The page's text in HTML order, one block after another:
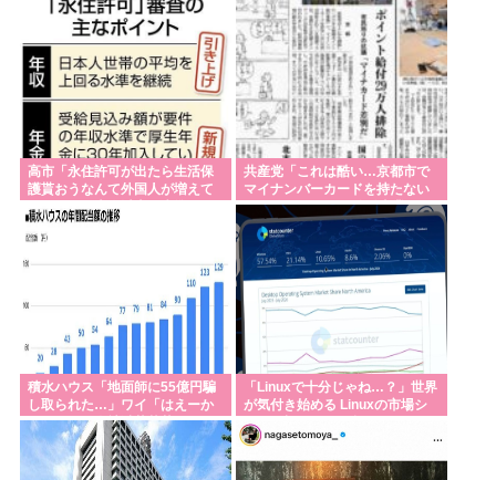
高市「永住許可が出たら生活保
護貰おうなんて外国人が増えて
は困る。日本人以上の水準のみ
許可」
共産党「これは酷い…京都市で
マイナンバーカードを持たない
29万人がポイント給付事業から
排除された」
積水ハウス「地面師に55億円騙
し取られた…」ワイ「はえーか
わいそう…会社滅茶苦茶やろな
ぁ」
「Linuxで十分じゃね…？」世界
が気付き始める Linuxの市場シ
ェアが初めて10%超える
Windows窮地